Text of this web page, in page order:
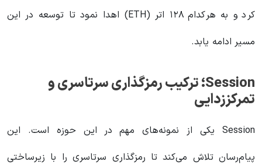
کرد و به هرکدام ۱۲۸ اتر (ETH) اهدا نمود تا توسعه در این
مسیر ادامه یابد.
Session؛ ترکیب رمزگذاری سرتاسری و
تمرکززدایی
Session یکی از نمونه‌های مهم در این حوزه است. این
پیام‌رسان تلاش می‌کند تا رمزگذاری سرتاسری را با زیرساختی